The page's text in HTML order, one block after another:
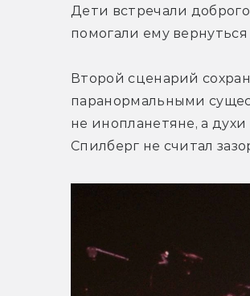
Дети встречали
помогали ему
Второй сценарий
паранормальными
не инопланетяне, а
Спилберг не считал